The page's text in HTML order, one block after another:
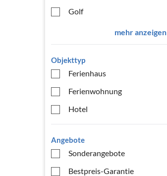
Golf
mehr anzeigen
Objekttyp
Ferienhaus
Ferienwohnung
Hotel
Angebote
Sonderangebote
Bestpreis-Garantie